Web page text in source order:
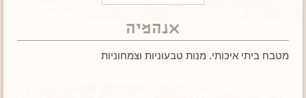
אנהמיה
מטבח ביתי איכותי. מנות טבעוניות וצמחוניות